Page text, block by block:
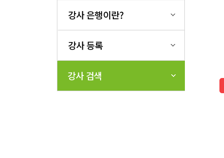
강사 은행이란?
강사 등록
강사 검색